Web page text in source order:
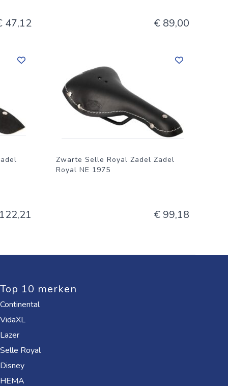
47,12 € 89,00
Zwarte Selle Royal Zadel Zadel
Royal NE 1975
€ 99,18
Top 10 merken
Continental
VidaXL
Lazer
Selle Royal
Disney
HEMA